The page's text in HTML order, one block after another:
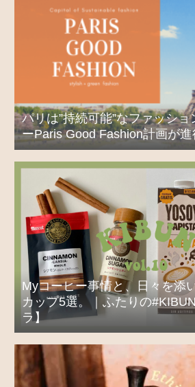
パリは”持続可能”なファッシ
ーParis Good Fashion計画が進
Myコーヒー事情と、日々を添
カップ5選。｜ふたりの
ラ】